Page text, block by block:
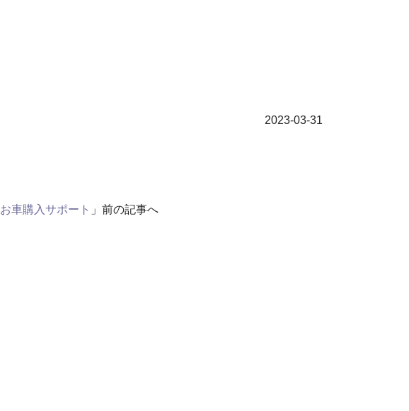
2023-03-31
お車購入サポート 」前の記事へ